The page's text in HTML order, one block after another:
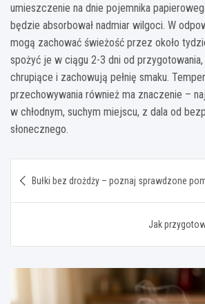
umieszczenie na dnie pojemnika
będzie absorbował nadmiar wilgoci. W
mogą zachować świeżość przez około
spożyć je w ciągu 2-3 dni od
chrupiące i zachowują pełnię smaku.
przechowywania również ma znaczenie –
w chłodnym, suchym miejscu, z dala od
słonecznego.
wpisu
Bułki bez drożdży – poznaj sprawdzone
Jak